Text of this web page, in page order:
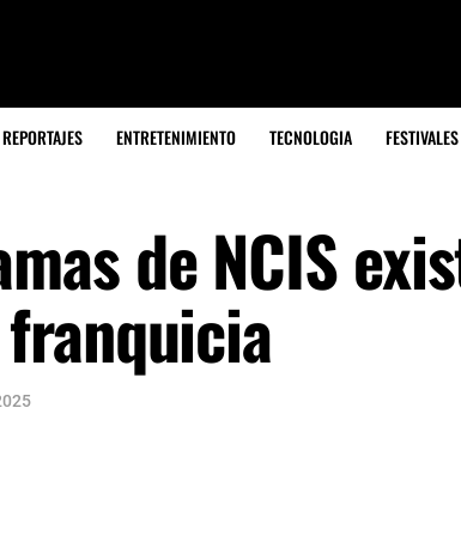
REPORTAJES ENTRETENIMIENTO TECNOLOGIA FESTIVALES
de NCIS